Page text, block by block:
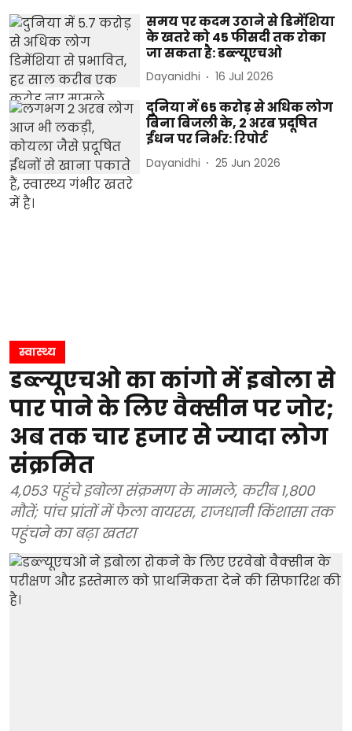
समय पर कदम उठाने से डिमेंशिया
के खतरे को 45 फीसदी तक रोका
जा सकता है: डब्ल्यूएचओ
Dayanidhi 16 Jul 2026
दुनिया में 65 करोड़ से अधिक लोग
बिना बिजली के, 2 अरब प्रदूषित
ईंधन पर निर्भर: रिपोर्ट
Dayanidhi 25 Jun 2026
स्वास्थ्य
डब्ल्यूएचओ का कांगो में इबोला से
पार पाने के लिए वैक्सीन पर जोर;
अब तक चार हजार से ज्यादा लोग
संक्रमित
4,053 पहुंचे इबोला संक्रमण के मामले, करीब 1,800
मौतें; पांच प्रांतों में फैला वायरस, राजधानी किंशासा तक
पहुंचने का बढ़ा खतरा